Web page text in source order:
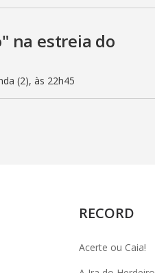
na estreia do
(2), às 22h45
RECORD
Acerte ou Caia!